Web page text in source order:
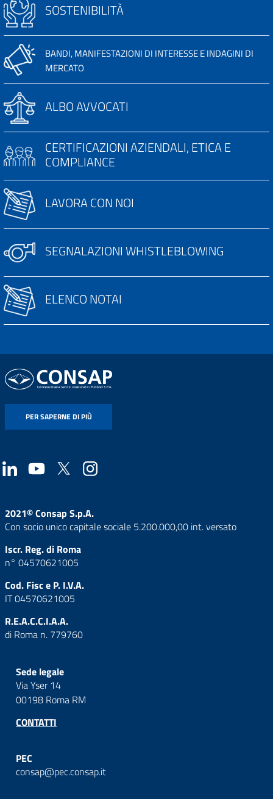
SOSTENIBILITÀ
BANDI, MANIFESTAZIONI DI INTERESSE E INDAGINI DI
MERCATO
ALBO AVVOCATI
CERTIFICAZIONI AZIENDALI, ETICA E
COMPLIANCE
LAVORA CON NOI
SEGNALAZIONI WHISTLEBLOWING
ELENCO NOTAI
PER SAPERNE DI PIÙ
2021© Consap S.p.A.
Con socio unico capitale sociale 5.200.000,00 int. versato
Iscr. Reg. di Roma
n° 04570621005
Cod. Fisc e P. I.V.A.
IT 04570621005
R.E.A.C.C.I.A.A.
di Roma n. 779760
Sede legale
Via Yser 14
00198 Roma RM
CONTATTI
PEC
consap@pec.consap.it